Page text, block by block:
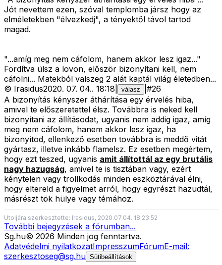
Jót nevettem ezen, szóval templomba jársz hogy az
elméletekben "élvezkedj", a tényektől távol tartod
magad.
"...amíg meg nem cáfolom, hanem akkor lesz igaz..."
Fordítva ülsz a lovon, először bizonyítani kell, nem
cáfolni... Matekból valszeg 2 alát kaptál világ életedben...
© Irasidus2020. 07. 04.. 18:18 válasz #26
A bizonyítás kényszer áthárítása egy érvelés hiba,
amivel te előszeretettel élsz. Továbbra is neked kell
bizonyítani az állításodat, ugyanis nem addig igaz, amíg
meg nem cáfolom, hanem akkor lesz igaz, ha
bizonyítod, ellenkező esetben továbbra is meddő vitát
gyártasz, illetve inkább flamelsz. Ez esetben megértem,
hogy ezt teszed, ugyanis amit állítottál az egy brutális
nagy hazugság, amivel te is tisztában vagy, ezért
kénytelen vagy trollkodás minden eszköztárával élni,
hogy eltereld a figyelmet arról, hogy egyrészt hazudtál,
másrészt tök hülye vagy témához.
Utoljára szerkesztette: Irasidus, 2020.07.04. 18:23:52
További bejegyzések a fórumban...
Sg.hu© 2026 Minden jog fenntartva.
Adatvédelmi nyilatkozatImpresszumFórumE-mail:
szerkesztoseg@sg.hu Sütibeállítások